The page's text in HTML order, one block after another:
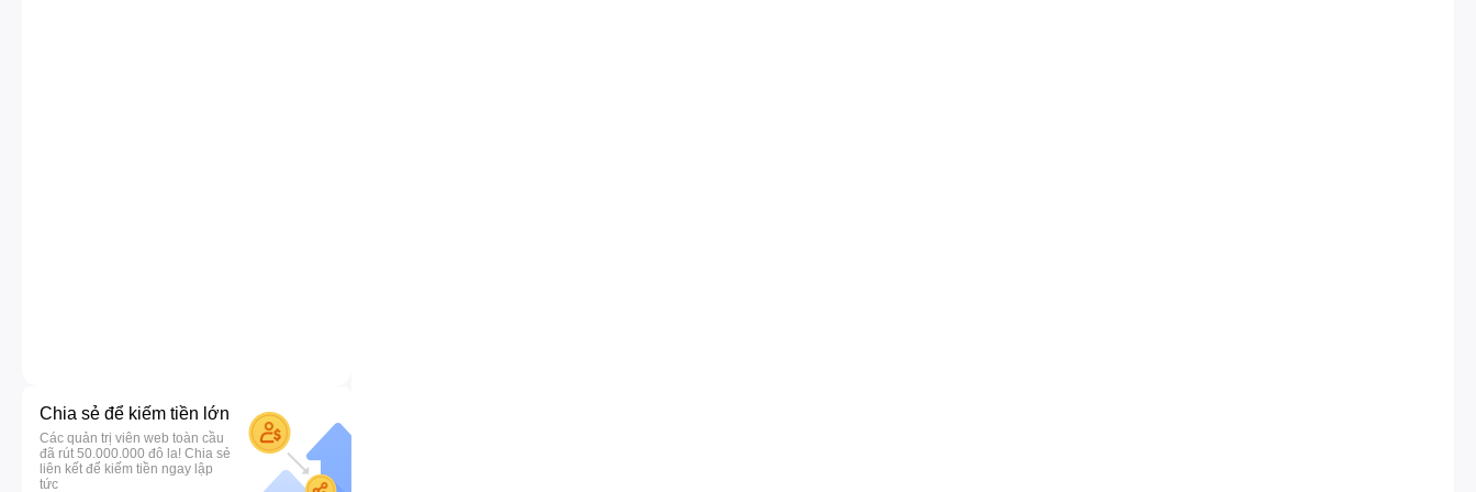
Chia sẻ để kiếm tiền lớn
Các quản trị viên web toàn cầu
đã rút 50.000.000 đô la! Chia sẻ
liên kết để kiếm tiền ngay lập
tức